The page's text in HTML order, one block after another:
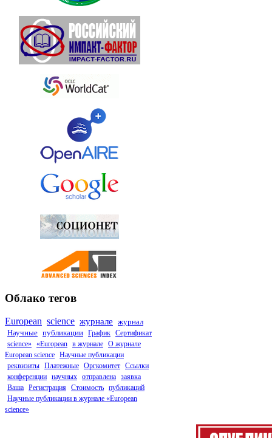
Облако тегов
European science журнале журнал
Научные публикации График Сертификат
science» «European в журнале О журнале
European science Научные публикации
реквизиты Платежные Оргкомитет Ссылки
конференции научных отправлена заявка
Ваша Регистрация Стоимость публикаций
Научные публикации в журнале «European
science»